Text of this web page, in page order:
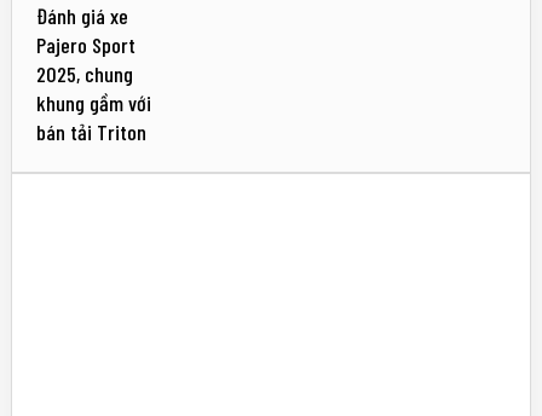
Đánh giá xe
Pajero Sport
2025, chung
khung gầm với
bán tải Triton